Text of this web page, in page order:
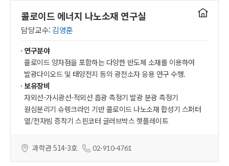
콜로이드 에너지 나노소재 연구실
담당교수: 김영훈
연구실
연구분야
콜로이드 양자점을 포함하는 다양한 반도체 소재를 이용하여
발광다이오드 및 태양전지 등의 광전소자 응용 연구 수행.
보유장비
자외선-가시광선-적외선 흡광 측정기 발광 분광 측정기
원심분리기 슈렝크라인 기반 콜로이드 나노소재 합성기 스퍼터
열/전자빔 증착기 스핀코터 글러브박스 핫플레이트
과학관 514-3호 02-910-4761